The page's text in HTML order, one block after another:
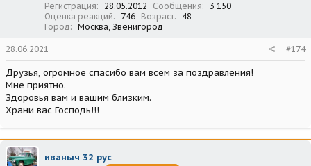
Регистрация 28.05.2012 Сообщения
3 150
Оценка реакций
746 Возраст
48
Город
Москва, Звенигород
28.06.2021 #174
Друзья, огромное спасибо вам всем за поздравления!
Мне приятно.
Здоровья вам и вашим близким.
Храни вас Господь!!!
иваныч 32 рус